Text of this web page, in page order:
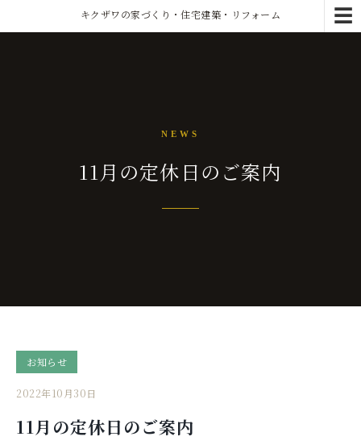
☰
キクザワの家づくり・住宅建築・リフォーム
NEWS
11月の定休日のご案内
お知らせ
2022年10月30日
11月の定休日のご案内